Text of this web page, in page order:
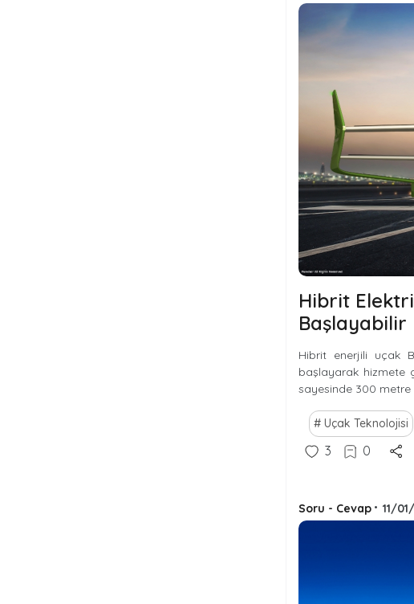
Hibrit
Başlayabilir
Hibrit enerjili uçak
başlayarak hizmete
sayesinde 300 metre
Uçak Teknolojisi
3 0
Soru - Cevap • 11/